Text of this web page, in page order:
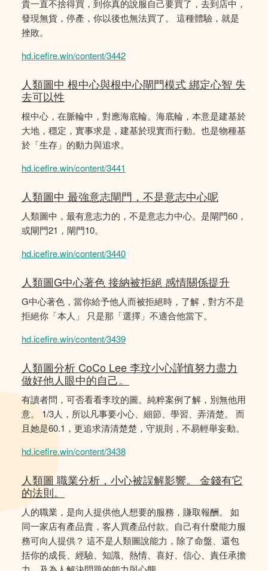
貴一直不捨得買，到你真的說服自己要買了，去到店中，
發現無貨，停產，你以後也無法買了。 這種體驗，就是
挫敗。
hd.icefire.win/content/3442
人類圖中 根中心與根中心閘門模式 綁定心智 失
去可以性
根中心，在脈輪中，對應海底輪。海底輪，本意是建基於
大地，穩定，實事求是，建基於現實而行動。也是物種基
於「生存」的動力與追求。
hd.icefire.win/content/3441
人類圖中 最強意志閘門，不是意志中心呢
人類圖中，最有意志力的，不是意志力中心。是閘門60，
或閘門21，閘門10。
hd.icefire.win/content/3440
人類圖G中心著色 接納被拒絕 感情關係提升
G中心著色，當你給予他人而被拒絕時，了解，對方不是
拒絕你「本人」 只是那「選擇」不適合他當下。
hd.icefire.win/content/3439
人類圖分析 CoCo Lee 李玟小心謹慎努力盡力
做好他人眼中的自己。
有讀者問，可否看看李玟的圖。純粹案例了解，別無他用
意。 1/3人，所以凡事要小心、細節、學習、弄清楚。 而
且她是60.1，更追求清清楚楚，守規則，不易輕舉妄動。
hd.icefire.win/content/3438
人類圖 職業分析，小心被誤解影響。 金錢有它
的法則。
人的職業，是向人提供他人想要的服務，賺取報酬。 如
同一家店有產品賣，客人買產品付款。自己有什麼能力服
務可向人提供？ 這不是人類圖說能力，除了命盤、還包
括你的成長、經驗、知識、熱情、喜好、信心、責任承擔